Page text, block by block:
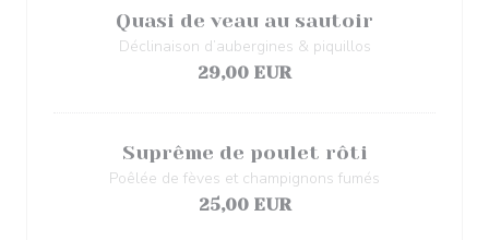
Quasi de veau au sautoir
Déclinaison d’aubergines & piquillos
29,00 EUR
Suprême de poulet rôti
Poêlée de fèves et champignons fumés
25,00 EUR